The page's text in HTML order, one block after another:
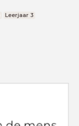
Leerjaar 3